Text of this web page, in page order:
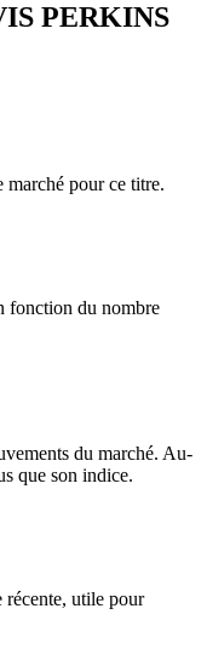
PERKINS
marché pour ce titre.
fonction du nombre
du marché. Au-
que son indice.
récente, utile pour